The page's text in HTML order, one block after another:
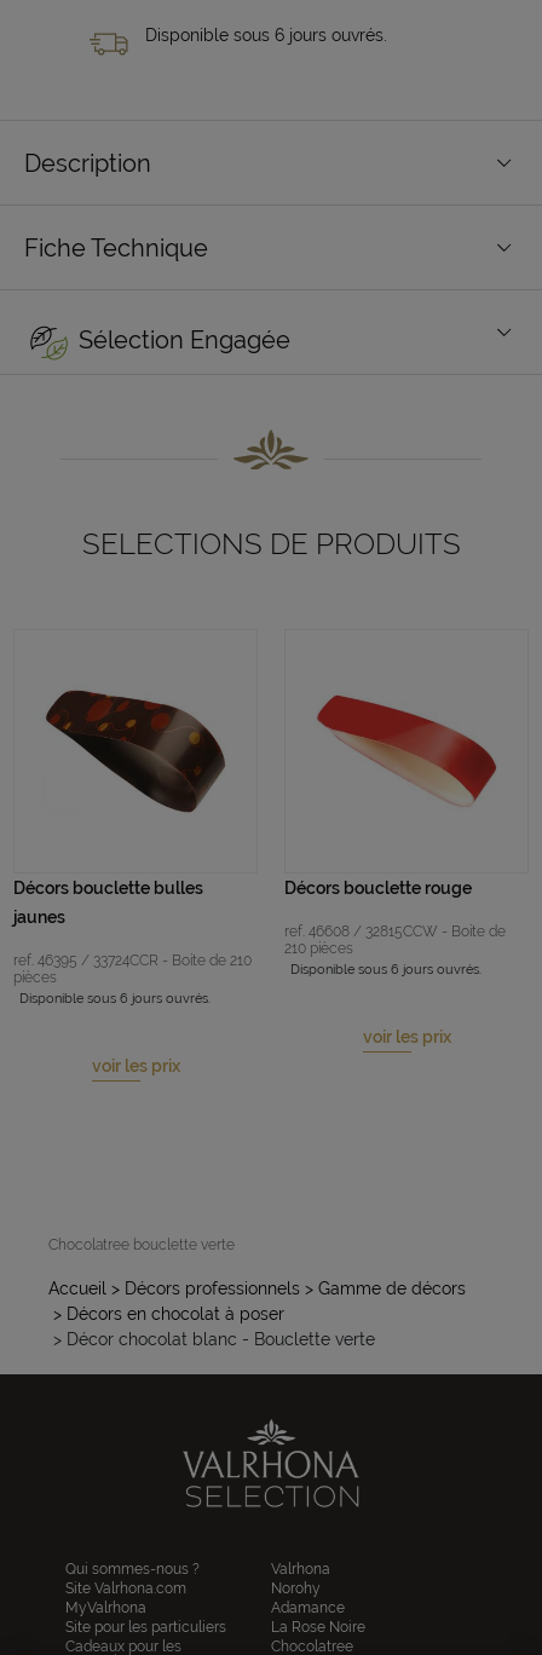
Disponible sous 6 jours ouvrés.
Description
Fiche Technique
Sélection Engagée
SELECTIONS DE PRODUITS
Décors bouclette bulles
jaunes
ref. 46395 / 33724CCR - Boite de 210
pièces
Disponible sous 6 jours ouvrés.
voir les prix
Décors bouclette rouge
ref. 46608 / 32815CCW - Boite de
210 pièces
Disponible sous 6 jours ouvrés.
voir les prix
Chocolatree bouclette verte
Accueil > Décors professionnels > Gamme de décors
> Décors en chocolat à poser
> Décor chocolat blanc - Bouclette verte
Qui sommes-nous ?
Site Valrhona.com
MyValrhona
Site pour les particuliers
Cadeaux pour les
Valrhona
Norohy
Adamance
La Rose Noire
Chocolatree